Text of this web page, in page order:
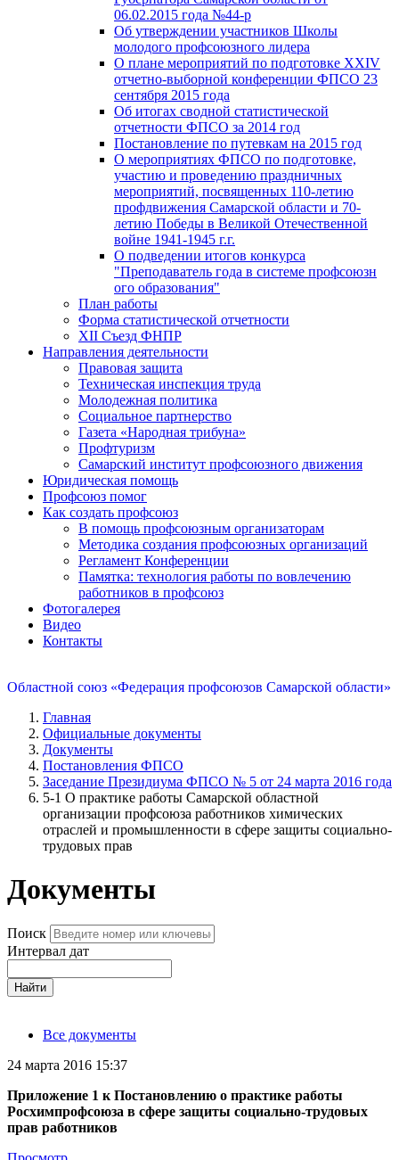
06.02.2015 года №44-р
Об утверждении участников Школы
молодого профсоюзного лидера
О плане мероприятий по подготовке XXIV
отчетно-выборной конференции ФПСО 23
сентября 2015 года
Об итогах сводной статистической
отчетности ФПСО за 2014 год
Постановление по путевкам на 2015 год
О мероприятиях ФПСО по подготовке,
участию и проведению праздничных
мероприятий, посвященных 110-летию
профдвижения Самарской области и 70-
летию Победы в Великой Отечественной
войне 1941-1945 г.г.
О подведении итогов конкурса
"Преподаватель года в системе профсоюзн
ого образования"
План работы
Форма статистической отчетности
XII Съезд ФНПР
Направления деятельности
Правовая защита
Техническая инспекция труда
Молодежная политика
Социальное партнерство
Газета «Народная трибуна»
Профтуризм
Самарский институт профсоюзного движения
Юридическая помощь
Профсоюз помог
Как создать профсоюз
В помощь профсоюзным организаторам
Методика создания профсоюзных организаций
Регламент Конференции
Памятка: технология работы по вовлечению
работников в профсоюз
Фотогалерея
Видео
Контакты
Областной союз «Федерация профсоюзов Самарской области»
Главная
Официальные документы
Документы
Постановления ФПСО
Заседание Президиума ФПСО № 5 от 24 марта 2016 года
5-1 О практике работы Самарской областной
организации профсоюза работников химических
отраслей и промышленности в сфере защиты социально-
трудовых прав
Документы
Поиск
Интервал дат
Найти
Все документы
24 марта 2016 15:37
Приложение 1 к Постановлению о практике работы
Росхимпрофсоюза в сфере защиты социально-трудовых
прав работников